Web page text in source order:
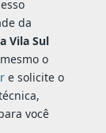
da
Vila Sul
o
e solicite o
você